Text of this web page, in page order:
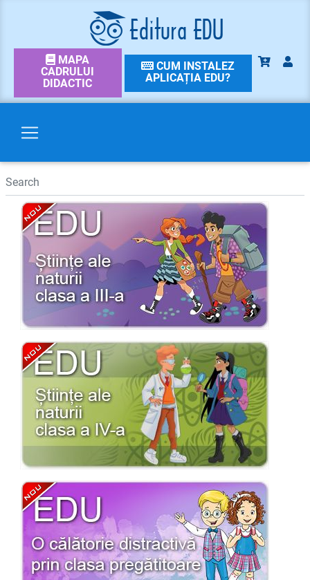
MAPA
CADRULUI
DIDACTIC
CUM INSTALEZ
APLICAȚIA EDU?